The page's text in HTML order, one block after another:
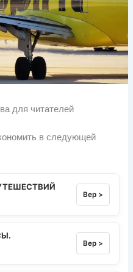
для читателей
в следующей
Вер >
Вер >